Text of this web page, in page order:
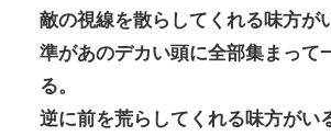
敵の視線を散らしてくれる味方が
準があのデカい頭に全部集まって
る。
逆に前を荒らしてくれる味方がい